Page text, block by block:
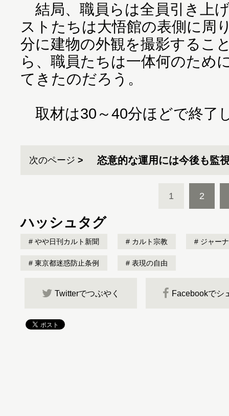
結局、職員らは全員引き上
ストたちは大悟館の表側に周
分に建物の外観を撮影するこ
ら、職員たちは一体何のため
てきたのだろう。
取材は30～40分ほどで終了
次のページ 恣意的な運用には今後も監
1 2
ハッシュタグ
やや日刊カルト新聞 カルト宗教 ジャー
東京都迷惑防止条例 表現の自由
Twitterでつぶやく Facebookでシ